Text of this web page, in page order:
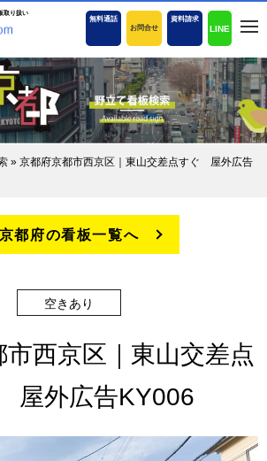
取り扱い
無料通話
お問合せ
資料請求
LINE
» 京都府京都市西京区｜東山交差点すぐ 屋外広告
京都府の看板一覧へ
空きあり
市西京区｜東山交差点
外広告KY006